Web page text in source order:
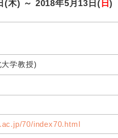
(木) ～ 2018年5月13日( 日)
学教授)
70/index70.html